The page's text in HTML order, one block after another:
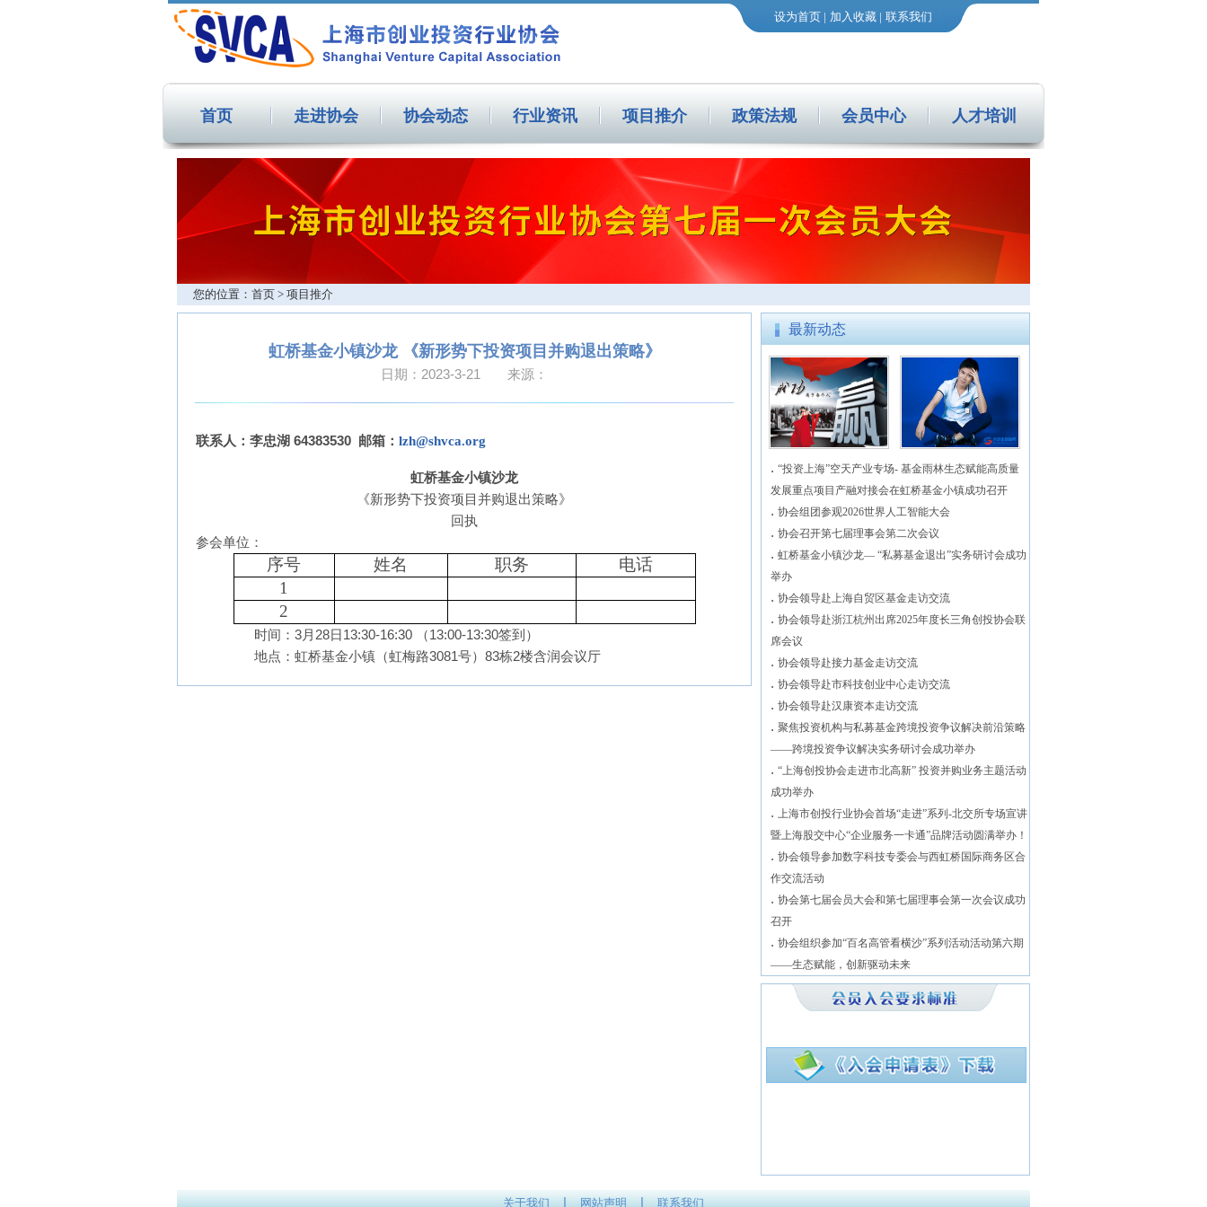
设为首页 | 加入收藏 | 联系我们
首页 走进协会 协会动态 行业资讯 项目推介 政策法规 会员中心 人才培训
您的位置：首页 > 项目推介
虹桥基金小镇沙龙 《新形势下投资项目并购退出策略》
日期：2023-3-21 来源：
联系人：李忠湖 64383530 邮箱： lzh@shvca.org
虹桥基金小镇沙龙
《新形势下投资项目并购退出策略》
回执
参会单位：
序号 姓名 职务
电话
1
2
时间：3月 28日13:30-16:30 （13:00-13:30签到）
地点：虹桥基金小镇（虹梅路3081号）83栋2楼含润会议厅
最新动态
. “投资上海”空天产业专场- 基金雨林生态赋能高质量
发展重点项目产融对接会在虹桥基金小镇成功召开
. 协会组团参观2026世界人工智能大会
. 协会召开第七届理事会第二次会议
. 虹桥基金小镇沙龙— “私募基金退出”实务研讨会成功
举办
. 协会领导赴上海自贸区基金走访交流
. 协会领导赴浙江杭州出席2025年度长三角创投协会联
席会议
. 协会领导赴接力基金走访交流
. 协会领导赴市科技创业中心走访交流
. 协会领导赴汉康资本走访交流
. 聚焦投资机构与私募基金跨境投资争议解决前沿策略
——跨境投资争议解决实务研讨会成功举办
. “上海创投协会走进市北高新” 投资并购业务主题活动
成功举办
. 上海市创投行业协会首场“走进”系列-北交所专场宣讲
暨上海股交中心“企业服务一卡通”品牌活动圆满举办！
. 协会领导参加数字科技专委会与西虹桥国际商务区合
作交流活动
. 协会第七届会员大会和第七届理事会第一次会议成功
召开
. 协会组织参加“百名高管看横沙”系列活动活动第六期
——生态赋能，创新驱动未来
关于我们|网站声明|联系我们